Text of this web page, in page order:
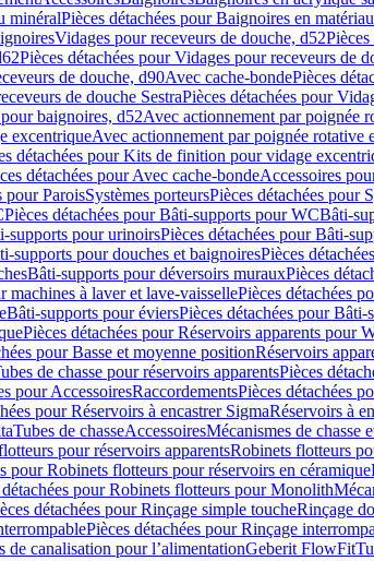
minéralPièces détachées pour Baignoires en
Vidages pour receveurs de douche, d52
Pièces détachées pour Vidages pour receveurs de
de douche, d90Avec cache-bondePièces
de douche SestraPièces détachées pour
baignoires, d52Avec actionnement par poignée
excentriqueAvec actionnement par poignée rotative
détachées pour Kits de finition pour vidage
détachées pour Avec cache-bondeAccessoires
pour ParoisSystèmes porteursPièces détachées pour
Pièces détachées pour Bâti-supports pour WCBâti-
supports pour urinoirsPièces détachées pour Bâti-
supports pour douches et baignoiresPièces
Bâti-supports pour déversoirs murauxPièces
machines à laver et lave-vaissellePièces détachées
Bâti-supports pour éviersPièces détachées pour
Pièces détachées pour Réservoirs apparents pour
pour Basse et moyenne positionRéservoirs
de chasse pour réservoirs apparentsPièces
pour AccessoiresRaccordementsPièces détachées
pour Réservoirs à encastrer SigmaRéservoirs à
Tubes de chasseAccessoiresMécanismes de chasse
pour réservoirs apparentsRobinets flotteurs
pour Robinets flotteurs pour réservoirs en céramique
détachées pour Robinets flotteurs pour Monolith
détachées pour Rinçage simple toucheRinçage
Pièces détachées pour Rinçage
de canalisation pour l’alimentationGeberit FlowFit